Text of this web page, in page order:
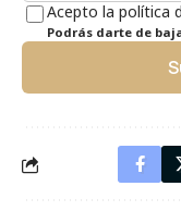
Acepto la política
Podrás darte de